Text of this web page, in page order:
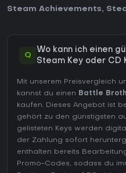
Steam Achievements,
Q
Wo kann ich einen
Steam Key oder CD
Mit unserem Preisvergleich
kannst du einen Battle
kaufen. Dieses Angebot ist
gehört zu den günstigsten
gelisteten Keys werden
der Zahlung sofort
enthalten bereits
Promo-Codes, sodass du